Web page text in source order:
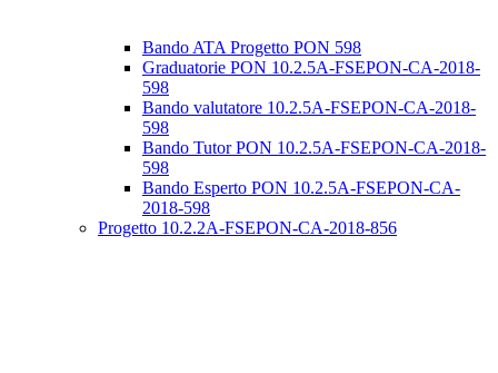
Bando ATA Progetto PON 598
Graduatorie PON 10.2.5A-FSEPON-CA-2018-
598
Bando valutatore 10.2.5A-FSEPON-CA-2018-
598
Bando Tutor PON 10.2.5A-FSEPON-CA-2018-
598
Bando Esperto PON 10.2.5A-FSEPON-CA-
2018-598
Progetto 10.2.2A-FSEPON-CA-2018-856